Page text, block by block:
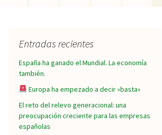
Entradas recientes
España ha ganado el Mundial. La economía
también.
Europa ha empezado a decir «basta»
El reto del relevo generacional: una
preocupación creciente para las empresas
españolas